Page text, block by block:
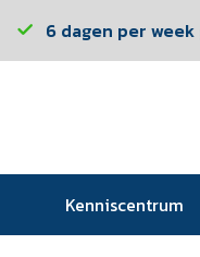
6 dagen per
Kenniscentrum